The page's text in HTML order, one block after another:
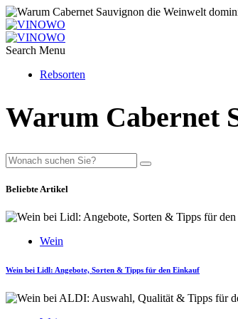
Search Menu
Rebsorten
Warum Cabernet
Beliebte Artikel
Wein
Wein bei Lidl: Angebote, Sorten & Tipps für den Einkauf